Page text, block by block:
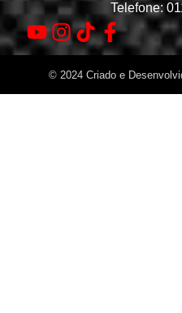
Telefone:
© 2024 Criado e